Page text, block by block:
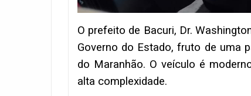
O prefeito de Bacuri, Dr.
Governo do Estado, fruto de uma
do Maranhão. O veículo é
alta complexidade.